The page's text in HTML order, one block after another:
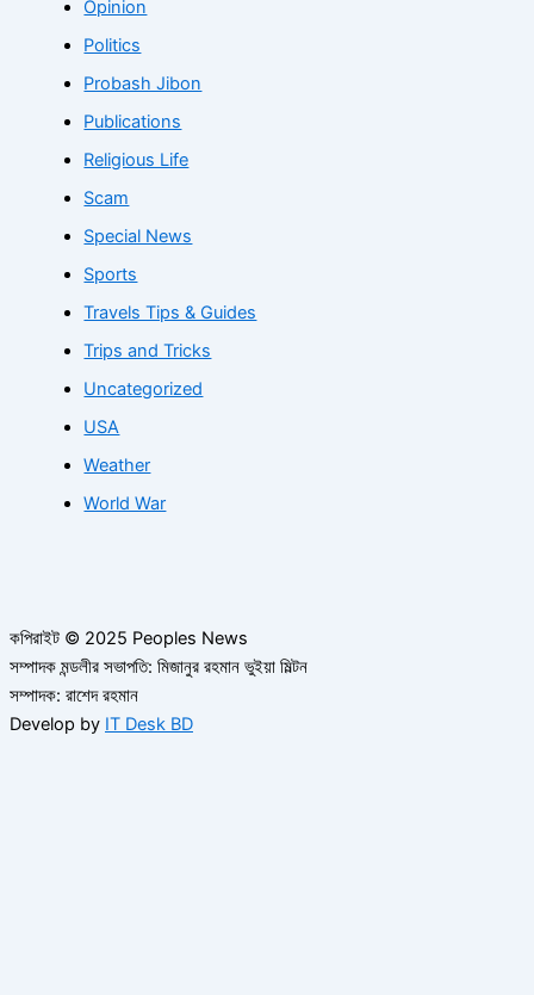
Opinion
Politics
Probash Jibon
Publications
Religious Life
Scam
Special News
Sports
Travels Tips & Guides
Trips and Tricks
Uncategorized
USA
Weather
World War
কপিরাইট © 2025 Peoples News
সম্পাদক মন্ডলীর সভাপতি: মিজানুর রহমান ভুইয়া মিল্টন
সম্পাদক: রাশেদ রহমান
Develop by IT Desk BD